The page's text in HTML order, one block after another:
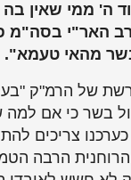
ה' ממי שאין בה
האר"י בסה"מ
מהאי טעמא".
של הרמ"ק
בשר כי אם למה
צריכים
הרבה